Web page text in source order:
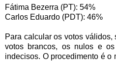
Fátima Bezerra (PT): 54%
Carlos Eduardo (PDT): 46%
Para calcular os votos
votos brancos, os nulos e
indecisos. O procedimento é o